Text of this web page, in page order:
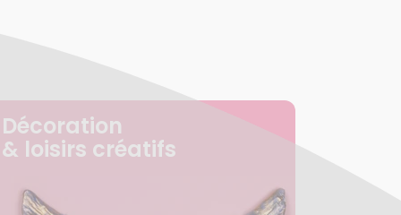
Décoration
& loisirs créatifs